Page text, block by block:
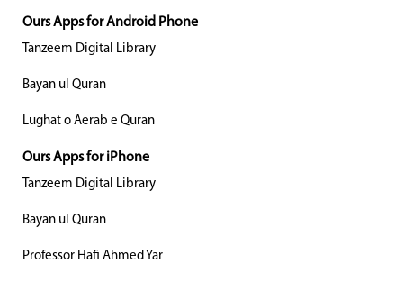
Ours Apps for Android Phone
Tanzeem Digital Library
Bayan ul Quran
Lughat o Aerab e Quran
Ours Apps for iPhone
Tanzeem Digital Library
Bayan ul Quran
Professor Hafi Ahmed Yar